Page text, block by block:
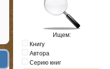
Ищем:
Книгу
Автора
Серию книг